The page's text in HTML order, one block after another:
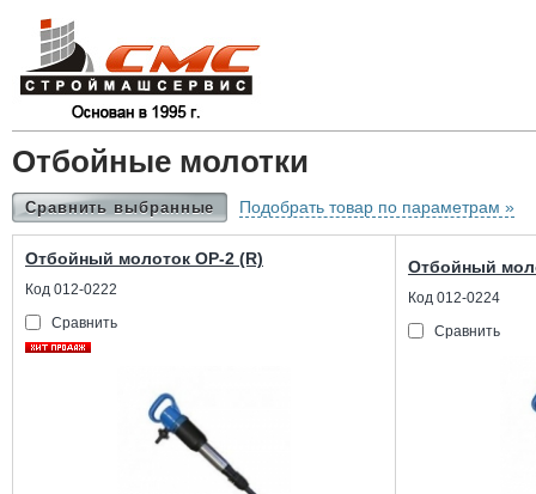
Отбойные молотки
Сравнить выбранные Подобрать товар по параметрам »
Отбойный молоток ОР-2 (R)
Код 012-0222
Сравнить
Отбойный
Код 012-0224
Сравнить